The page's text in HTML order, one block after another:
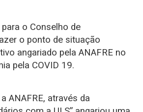
o Conselho de
o ponto de situação
angariado pela ANAFRE no
pela COVID 19.
ANAFRE, através da